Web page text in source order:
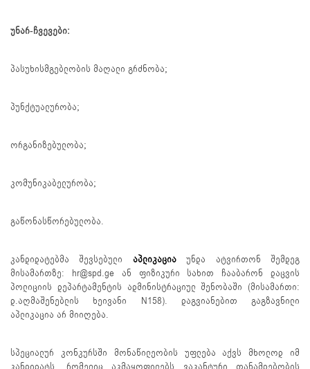
უნარ-ჩვევები:
პასუხისმგებლობის მაღალი გრძნობა;
პუნქტუალურობა;
ორგანიზებულობა;
კომუნიკაბელურობა;
გაწონასწორებულობა.
კანდიდატებმა შევსებული აპლიკაციაუნდა ატვირთონ შემდეგ
მისამართზე: hr@spd.ge ან ფიზიკური სახით ჩააბარონ დაცვის
პოლიციის დეპარტამენტის ადმინისტრაციულ შენობაში (მისამართი:
დ.აღმაშენებლის ხეივანი N158). დაგვიანებით გაგზავნილი
აპლიკაცია არ მიიღება.
სპეციალურ კონკურსში მონაწილეობის უფლება აქვს მხოლოდ იმ